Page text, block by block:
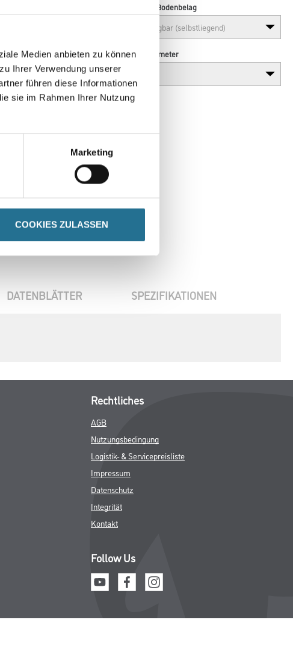
Medien anbieten zu können
Ihrer Verwendung unserer
führen diese Informationen
sie im Rahmen Ihrer Nutzung
Marketing
COOKIES ZULASSEN
Verarbeitung Bodenbelag
Breite in centimeter
DATENBLÄTTER SPEZIFIKATIONEN
Rechtliches
AGB
Nutzungsbedingung
Logistik- & Servicepreisliste
Impressum
Datenschutz
Integrität
Kontakt
Follow Us